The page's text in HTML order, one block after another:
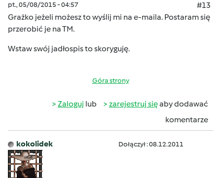
pt., 05/08/2015 - 04:57
#13
Grażko jeżeli możesz to wyślij mi na e-maila. Postaram się
przerobić je na TM.
Wstaw swój jadłospis to skoryguję.
Góra strony
Zaloguj lub zarejestruj sięaby dodawać
komentarze
kokolidek Dołączył : 08.12.2011